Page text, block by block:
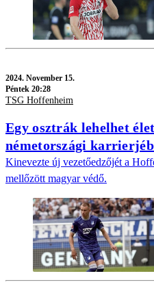
2024. November 15.
Péntek 20:28
TSG Hoffenheim
Egy osztrák lehelhet
németországi
Kinevezte új vezetőedzőjét a
mellőzött magyar védő.